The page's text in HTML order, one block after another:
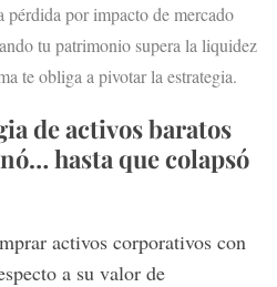
pérdida por impacto de mercado
tu patrimonio supera la liquidez
te obliga a pivotar la estrategia.
de activos baratos
hasta que colapsó
activos corporativos con
a su valor de